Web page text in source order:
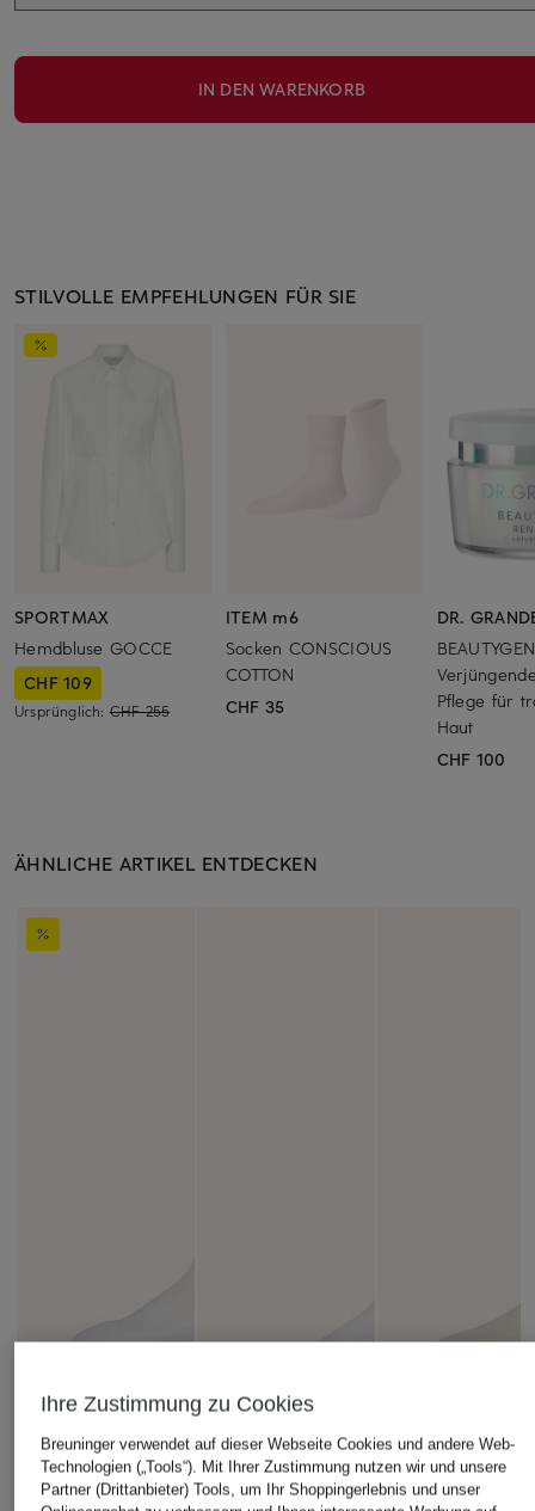
IN DEN WARENKORB
STILVOLLE EMPFEHLUNGEN FÜR SIE
SPORTMAX
Hemdbluse GOCCE
CHF 109
Ursprünglich: CHF 255
ITEM m6
Socken CONSCIOUS
COTTON
CHF 35
DR.
Pflege für
Haut
CHF 100
ÄHNLICHE ARTIKEL ENTDECKEN
Ihre Zustimmung zu Cookies
Breuninger verwendet auf dieser Webseite Cookies und andere Web-
Technologien („Tools“). Mit Ihrer Zustimmung nutzen wir und unsere
Partner (Drittanbieter) Tools, um Ihr Shoppingerlebnis und unser